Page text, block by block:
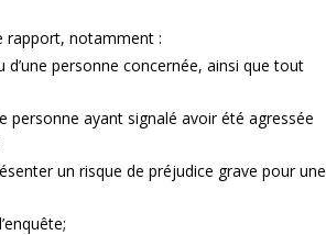
rapport, notamment :
d’une personne concernée, ainsi que tout
personne ayant signalé avoir été agressée
un risque de préjudice grave pour une